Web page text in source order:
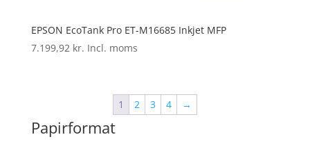
EPSON EcoTank Pro ET-M16685 Inkjet MFP
7.199,92 kr. Incl. moms
1 2 3 4 →
Papirformat